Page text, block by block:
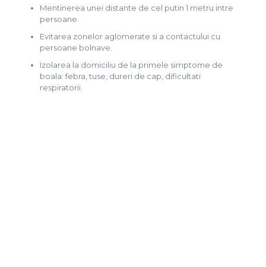
Mentinerea unei distante de cel putin 1 metru intre
persoane.
Evitarea zonelor aglomerate si a contactului cu
persoane bolnave.
Izolarea la domiciliu de la primele simptome de
boala: febra, tuse, dureri de cap, dificultati
respiratorii.